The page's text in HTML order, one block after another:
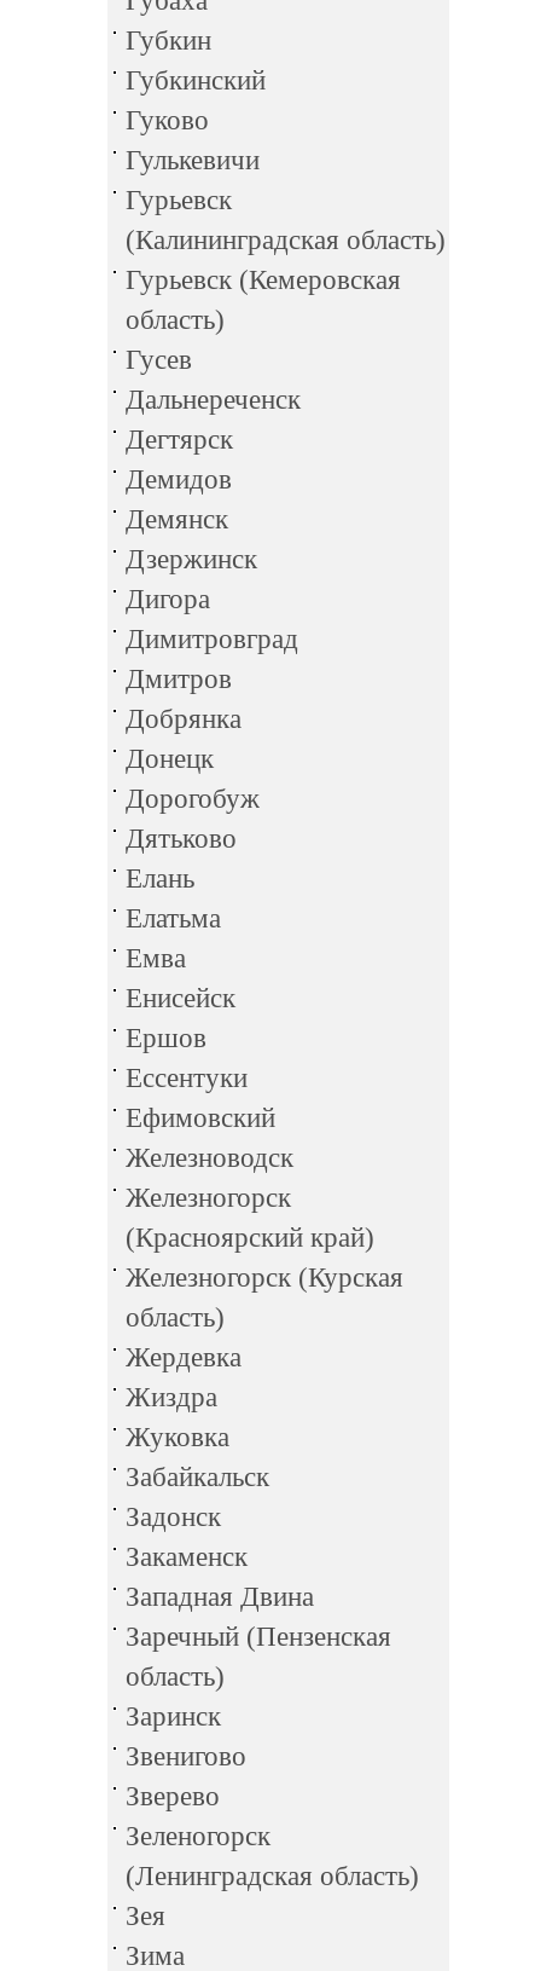
Губкин
Губкинский
Гуково
Гулькевичи
Гурьевск
(Калининградская область)
Гурьевск (Кемеровская
область)
Гусев
Дальнереченск
Дегтярск
Демидов
Демянск
Дзержинск
Дигора
Димитровград
Дмитров
Добрянка
Донецк
Дорогобуж
Дятьково
Елань
Елатьма
Емва
Енисейск
Ершов
Ессентуки
Ефимовский
Железноводск
Железногорск
(Красноярский край)
Железногорск (Курская
область)
Жердевка
Жиздра
Жуковка
Забайкальск
Задонск
Закаменск
Западная Двина
Заречный (Пензенская
область)
Заринск
Звенигово
Зверево
Зеленогорск
(Ленинградская область)
Зея
Зима